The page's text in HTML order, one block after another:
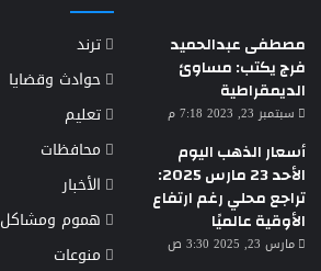
مصطفى عبدالحميد
فرج يكتب: مساوئ
الديمقراطية
سبتمبر 23, 2023 7:18 م
أسعار الذهب اليوم
الأحد 23 مارس 2025:
تراجع محلي رغم ارتفاع
الأوقية عالميًا
مارس 23, 2025 3:30 ص
ترند
حوادث وقضايا
تعليم
محافظات
الأخبار
هموم ومشاكل
منوعات